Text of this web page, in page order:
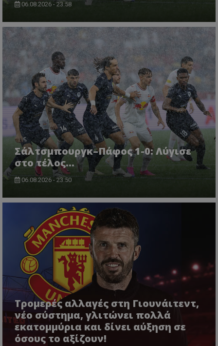
06.08.2026 - 23:58
Σάλτσμπουργκ–Πάφος 1-0: Λύγισε
στο τέλος...
06.08.2026 - 23:50
Τρομερές αλλαγές στη Γιουνάιτεντ,
νέο σύστημα, γλιτώνει πολλά
εκατομμύρια και δίνει αύξηση σε
όσους το αξίζουν!